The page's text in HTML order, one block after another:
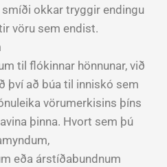
okkar tryggir endingu
vöru sem endist.
til flókinnar hönnunar, við
því að búa til inniskó sem
vörumerkisins þíns
þinna. Hvort sem þú
eða árstíðabundnum